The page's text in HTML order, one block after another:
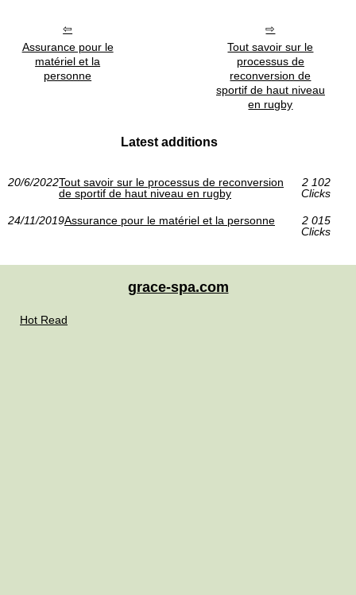
Assurance pour le
matériel et la
personne
Tout savoir sur le
processus de
reconversion de
sportif de haut niveau
en rugby
Latest additions
20/6/2022Tout savoir sur le processus de reconversion
de sportif de haut niveau en rugby
2 102
Clicks
24/11/2019Assurance pour le matériel et la personne
2 015
Clicks
grace-spa.com
Hot Read